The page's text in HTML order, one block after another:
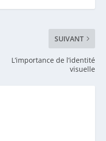
SUIVANT
L’importance de l’identité
visuelle